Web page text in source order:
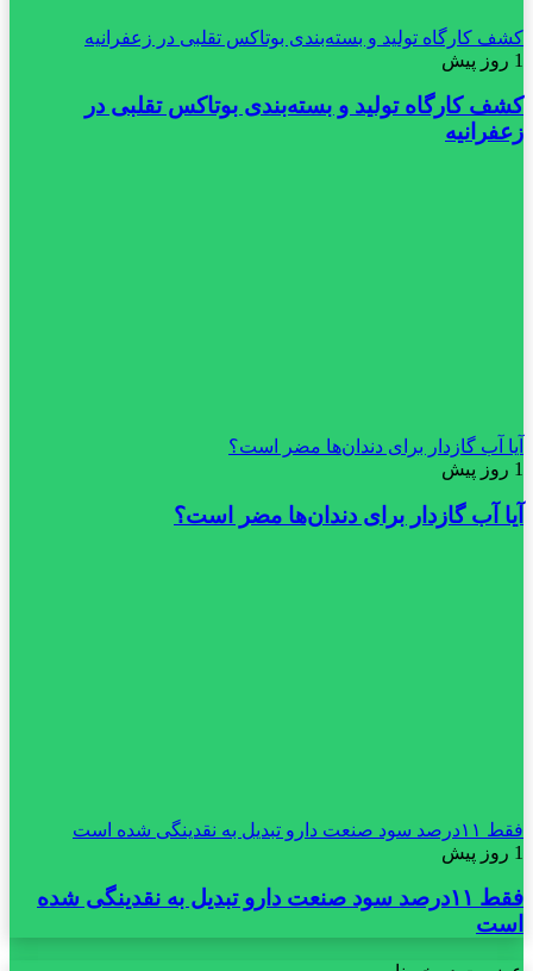
کشف کارگاه تولید و بسته‌بندی بوتاکس تقلبی در زعفرانیه
1 روز پیش
کشف کارگاه تولید و بسته‌بندی بوتاکس تقلبی در
زعفرانیه
آیا آب گازدار برای دندان‌ها مضر است؟
1 روز پیش
آیا آب گازدار برای دندان‌ها مضر است؟
فقط ۱۱‌درصد سود صنعت دارو تبدیل به نقدینگی شده است
1 روز پیش
فقط ۱۱‌درصد سود صنعت دارو تبدیل به نقدینگی شده
است